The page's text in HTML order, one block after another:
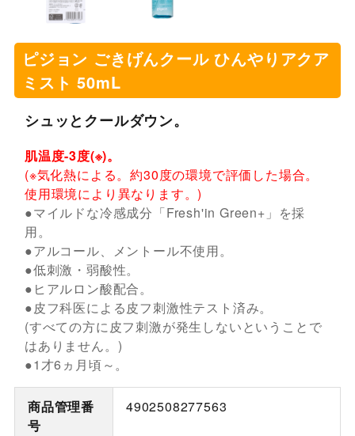
ピジョン ごきげんクール ひんやりアクア
ミスト 50mL
シュッとクールダウン。
肌温度-3度(※)。
(※気化熱による。約30度の環境で評価した場合。
使用環境により異なります。)
●マイルドな冷感成分「Fresh'in Green+」を採
用。
●アルコール、メントール不使用。
●低刺激・弱酸性。
●ヒアルロン酸配合。
●皮フ科医による皮フ刺激性テスト済み。
(すべての方に皮フ刺激が発生しないということで
はありません。)
●1才6ヵ月頃～。
商品管理番
号
4902508277563